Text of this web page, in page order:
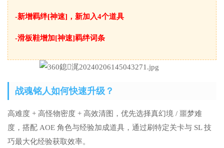
-新增羁绊[神速]，新加入4个道具
-滑板鞋增加[神速]羁绊词条
战魂铭人如何快速升级？
高难度 + 高怪物密度 + 高效清图，优先选择真幻境 / 噩梦难
度，搭配 AOE 角色与经验加成道具，通过刷特定关卡与 SL 技
巧最大化经验获取效率。